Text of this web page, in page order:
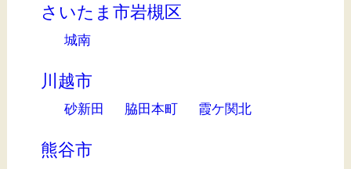
さいたま市岩槻区
城南
川越市
砂新田 脇田本町 霞ケ関北
熊谷市